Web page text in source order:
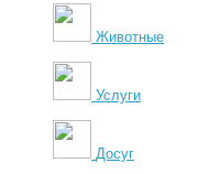
Животные
Услуги
Досуг